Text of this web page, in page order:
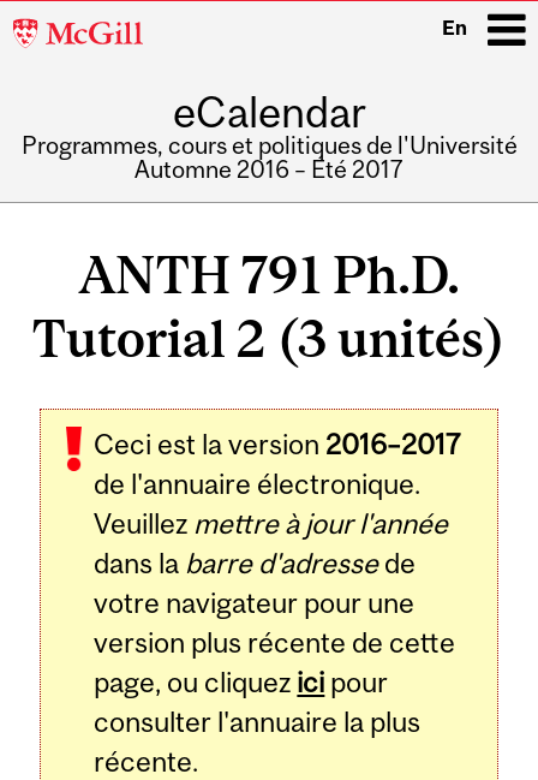
McGill
En
eCalendar
Programmes, cours et politiques de l'Université
Automne 2016 – Été 2017
ANTH 791 Ph.D.
Tutorial 2 (3 unités)
Ceci est la version 2016–2017
de l'annuaire électronique.
Veuillez mettre à jour l'année
dans la barre d'adressede
votre navigateur pour une
version plus récente de cette
page, ou cliquez ici pour
consulter l'annuaire la plus
récente.